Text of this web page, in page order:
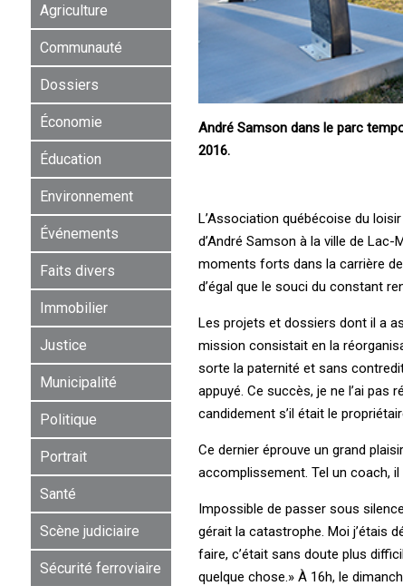
Agriculture
Communauté
Dossiers
Économie
Éducation
Environnement
Événements
Faits divers
Immobilier
Justice
Municipalité
Politique
Portrait
Santé
Scène judiciaire
Sécurité ferroviaire
André Samson dans le parc
2016.
L’Association québécoise du
d’André Samson à la ville de
moments forts dans la carrière
d’égal que le souci du constant
Les projets et dossiers dont il a
mission consistait en la
sorte la paternité et sans
appuyé. Ce succès, je ne l’ai pas
candidement s’il était le
Ce dernier éprouve un grand
accomplissement. Tel un coach,
Impossible de passer sous
gérait la catastrophe. Moi j’étais
faire, c’était sans doute plus
quelque chose.» À 16h, le